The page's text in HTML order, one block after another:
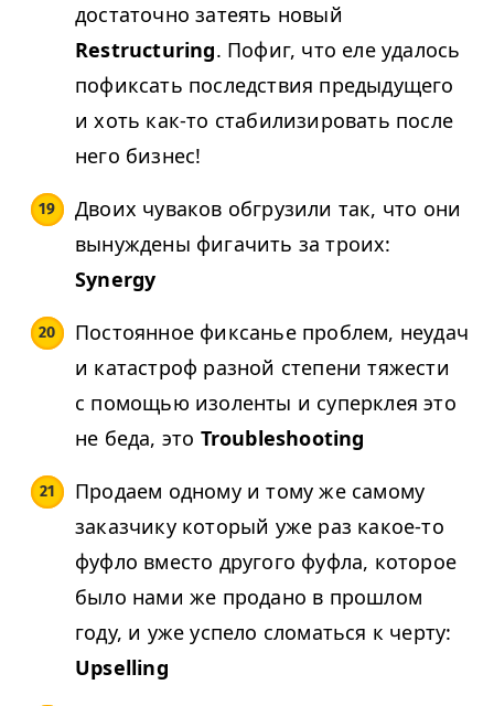
достаточно затеять новый
Restructuring. Пофиг, что еле удалось
пофиксать последствия предыдущего
и хоть как-то стабилизировать после
него бизнес!
Двоих чуваков обгрузили так, что они
вынуждены фигачить за троих:
Synergy
Постоянное фиксанье проблем, неудач
и катастроф разной степени тяжести
с помощью изоленты и суперклея это
не беда, это Troubleshooting
Продаем одному и тому же самому
заказчику который уже раз какое-то
фуфло вместо другого фуфла, которое
было нами же продано в прошлом
году, и уже успело сломаться к черту:
Upselling